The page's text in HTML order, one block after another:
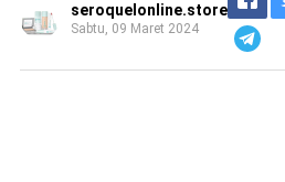
seroquelonline.store
Sabtu, 09 Maret 2024